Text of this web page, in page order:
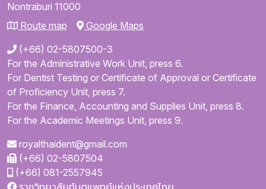
Nontraburi 11000
Route map
Google Maps
(+66) 02-5807500-3
For the Administrative Work Unit, press 6.
For Dentist Testing or Certificate of Approval or Certificate
of Proficiency Unit, press 7.
For the Finance, Accounting and Supplies Unit, press 8.
For the Academic Meetings Unit, press 9.
royalthaident@gmail.com
(+66) 02-5807504
(+66) 081-2557945
ราชวิทยาลัยทันตแพทย์แห่งประเทศไทย